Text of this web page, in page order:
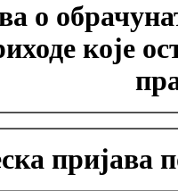
о
које
пријава